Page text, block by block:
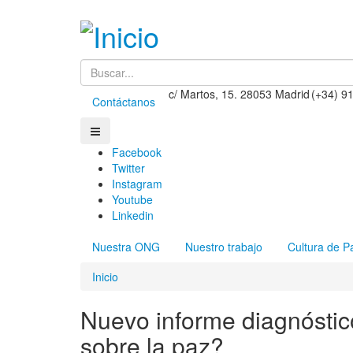
Contáctanos c/ Martos, 15. 28053 Madrid (+34)
Facebook
Twitter
Instagram
Youtube
Linkedin
Nuestra ONG
Nuestro trabajo
Cultura de
Inicio
Nuevo informe
sobre la paz?